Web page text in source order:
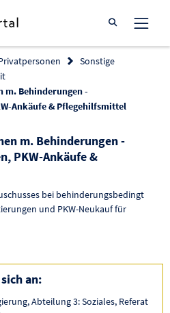
Suche öffnen
Sonstige
m. Behinderungen -
Ankäufe & Pflegehilfsmittel
m. Behinderungen -
PKW-Ankäufe &
bei behinderungsbedingt
und PKW-Neukauf für
an:
Abteilung 3: Soziales, Referat